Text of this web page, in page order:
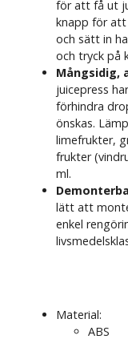
för att få ut
knapp för att
och sätt in
och tryck på
Mångsidig,
juicepress
förhindra
önskas.
limefrukter,
frukter
ml.
lätt att
enkel
Material:
ABS